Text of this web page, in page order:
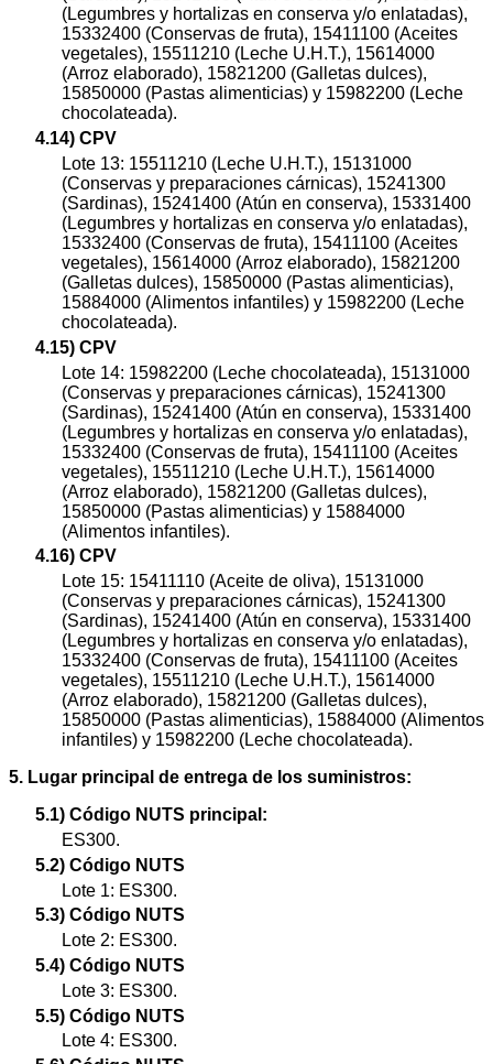
(Legumbres y hortalizas en conserva y/o enlatadas),
15332400 (Conservas de fruta), 15411100 (Aceites
vegetales), 15511210 (Leche U.H.T.), 15614000
(Arroz elaborado), 15821200 (Galletas dulces),
15850000 (Pastas alimenticias) y 15982200 (Leche
chocolateada).
4.14) CPV
Lote 13: 15511210 (Leche U.H.T.), 15131000
(Conservas y preparaciones cárnicas), 15241300
(Sardinas), 15241400 (Atún en conserva), 15331400
(Legumbres y hortalizas en conserva y/o enlatadas),
15332400 (Conservas de fruta), 15411100 (Aceites
vegetales), 15614000 (Arroz elaborado), 15821200
(Galletas dulces), 15850000 (Pastas alimenticias),
15884000 (Alimentos infantiles) y 15982200 (Leche
chocolateada).
4.15) CPV
Lote 14: 15982200 (Leche chocolateada), 15131000
(Conservas y preparaciones cárnicas), 15241300
(Sardinas), 15241400 (Atún en conserva), 15331400
(Legumbres y hortalizas en conserva y/o enlatadas),
15332400 (Conservas de fruta), 15411100 (Aceites
vegetales), 15511210 (Leche U.H.T.), 15614000
(Arroz elaborado), 15821200 (Galletas dulces),
15850000 (Pastas alimenticias) y 15884000
(Alimentos infantiles).
4.16) CPV
Lote 15: 15411110 (Aceite de oliva), 15131000
(Conservas y preparaciones cárnicas), 15241300
(Sardinas), 15241400 (Atún en conserva), 15331400
(Legumbres y hortalizas en conserva y/o enlatadas),
15332400 (Conservas de fruta), 15411100 (Aceites
vegetales), 15511210 (Leche U.H.T.), 15614000
(Arroz elaborado), 15821200 (Galletas dulces),
15850000 (Pastas alimenticias), 15884000 (Alimentos
infantiles) y 15982200 (Leche chocolateada).
5. Lugar principal de entrega de los suministros:
5.1) Código NUTS principal:
ES300.
5.2) Código NUTS
Lote 1: ES300.
5.3) Código NUTS
Lote 2: ES300.
5.4) Código NUTS
Lote 3: ES300.
5.5) Código NUTS
Lote 4: ES300.